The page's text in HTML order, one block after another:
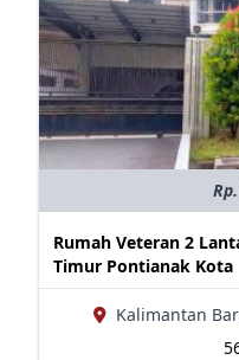
Rumah Veteran 2
Timur Pontianak Kota
Kalimantan